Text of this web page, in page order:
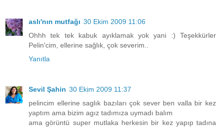
aslı'nın mutfağı 30 Ekim 2009 11:06
Ohhh tek tek kabuk ayıklamak yok yani :) Teşekkürler
Pelin'cim, ellerine sağlık, çok severim..
Yanıtla
Sevil Şahin 30 Ekim 2009 11:37
pelincim ellerine saglık bazıları çok sever ben valla bir kez
yaptım ama bizim agız tadımıza uymadı balım
ama görüntü super mutlaka herkesin bir kez yapıp tadına